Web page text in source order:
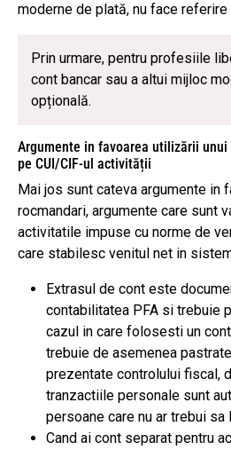
moderne de plată, nu face
Prin urmare, pentru profesiile
cont bancar sau a altui mijloc
opțională.
Argumente in favoarea utilizării
pe CUI/CIF-ul activității
Mai jos sunt cateva argumente in
rocmandari, argumente care sunt
activitatile impuse cu norme de
care stabilesc venitul net in
Extrasul de cont este
contabilitatea PFA si trebuie
cazul in care folosesti un
trebuie de asemenea
prezentate controlului fiscal,
tranzactiile personale sunt
persoane care nu ar trebui sa
Cand ai cont separat pentru